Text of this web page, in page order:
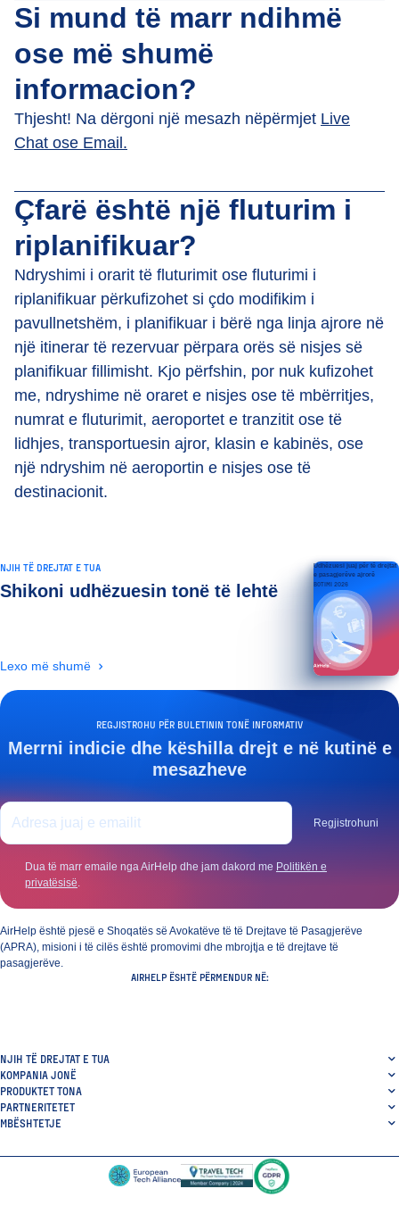
Si mund të marr ndihmë
ose më shumë
informacion?
Thjesht! Na dërgoni një mesazh nëpërmjet Live
Chat ose Email.
Çfarë është një fluturim i
riplanifikuar?
Ndryshimi i orarit të fluturimit ose fluturimi i
riplanifikuar përkufizohet si çdo modifikim i
pavullnetshëm, i planifikuar i bërë nga linja ajrore në
një itinerar të rezervuar përpara orës së nisjes së
planifikuar fillimisht. Kjo përfshin, por nuk kufizohet
me, ndryshime në oraret e nisjes ose të mbërritjes,
numrat e fluturimit, aeroportet e tranzitit ose të
lidhjes, transportuesin ajror, klasin e kabinës, ose
një ndryshim në aeroportin e nisjes ose të
destinacionit.
REGJISTROHU PËR BULETININ TONË INFORMATIV
Merrni indicie dhe këshilla drejt e në kutinë e
mesazheve
Regjistrohuni
Dua të marr emaile nga AirHelp dhe jam dakord me Politikën e
privatësisë.
NJIH TË DREJTAT E TUA
Shikoni udhëzuesin tonë të lehtë
Lexo më shumë
Udhëzuesi juaj për të drejtat
e pasagjerëve ajrorë
BOTIMI 2026
AirHelp është pjesë e Shoqatës së Avokatëve të të Drejtave të Pasagjerëve
(APRA), misioni i të cilës është promovimi dhe mbrojtja e të drejtave të
pasagjerëve.
AIRHELP ËSHTË PËRMENDUR NË:
NJIH TË DREJTAT E TUA
KOMPANIA JONË
PRODUKTET TONA
PARTNERITETET
MBËSHTETJE